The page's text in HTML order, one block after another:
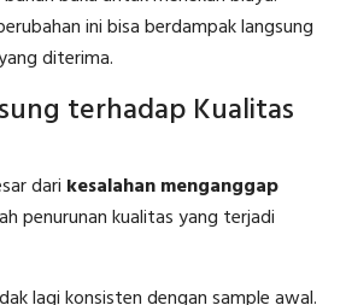
ini bisa berdampak langsung
diterima.
terhadap Kualitas
dari kesalahan menganggap
penurunan kualitas yang terjadi
lagi konsisten dengan sample awal.